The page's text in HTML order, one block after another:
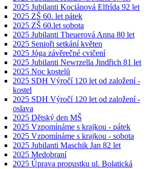
2025 Jubilanti Kociánová Elfrída 92 let
2025 ZŠ 60. let pátek
2025 ZŠ 60.let sobota
2025 Jubilanti Theuerová Anna 80 let
2025 Senioři setkání květen
2025 Jóga závěrečné cvičení
2025 Jubilanti Newrzella Jindřich 81 let
2025 Noc kostelů
2025 SDH Výročí 120 let od založení -
kostel
2025 SDH Výročí 120 let od založení -
oslava
2025 Dětský den MŠ
2025 Vzpomínáme s krajkou - pátek
2025 Vzpomínáme s krajkou - sobota
2025 Jubilanti Maschik Jan 82 let
2025 Medobraní
2025 Úprava propustku ul. Bolatická